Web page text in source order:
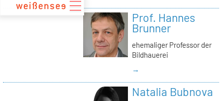
Prof. Hannes
Brunner
ehemaliger Professor der
Bildhauerei
→
Natalia Bubnova